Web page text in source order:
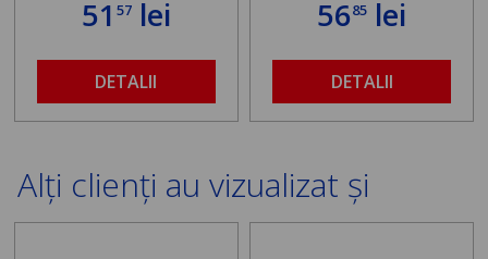
51 57lei
DETALII
5685 lei
DETALII
Alți clienți au vizualizat și